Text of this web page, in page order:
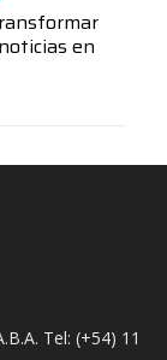
en
Tel: (+54) 11